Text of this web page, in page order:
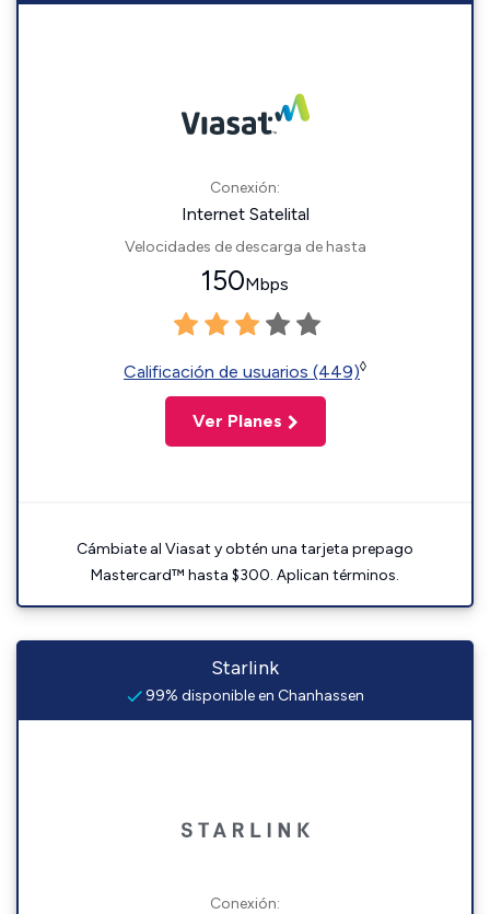
Conexión:
Internet Satelital
Velocidades de descarga de hasta
150Mbps
Calificación de usuarios (449)◊
Ver Planes
Cámbiate al Viasat y obtén una tarjeta prepago
Mastercard™ hasta $300. Aplican términos.
Starlink
99% disponible en Chanhassen
Conexión: